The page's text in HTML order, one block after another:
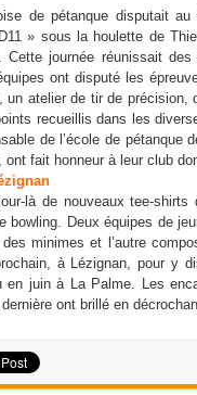
de pétanque disputait
» sous la houlette de
Cette journée réunissait
ont disputé les
un atelier de tir de
recueillis dans les
de l’école de
ont fait honneur à leur club
là de nouveaux tee-
bowling. Deux équipes de
minimes et l’autre
à Lézignan, pour y
en juin à La Palme. Les
ont brillé en